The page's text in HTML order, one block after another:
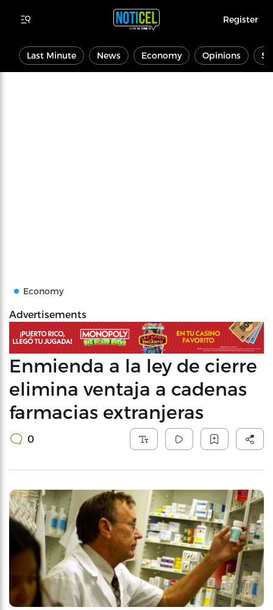
Register
Last Minute News Economy Opinions
Economy
Advertisements
Enmienda a la ley de cierre
elimina ventaja a cadenas
farmacias extranjeras
0